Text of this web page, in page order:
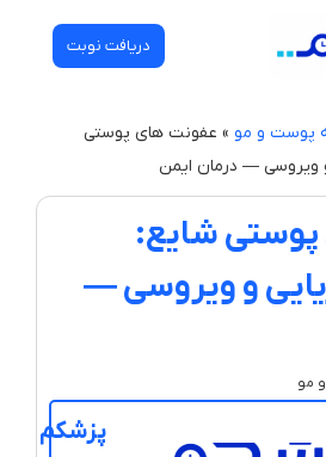
دریافت نوبت
پوست و مو » عفونت های پوستی
و ویروسی — درمان ایمن
شایع:
و ویروسی —
مو
پزشکم